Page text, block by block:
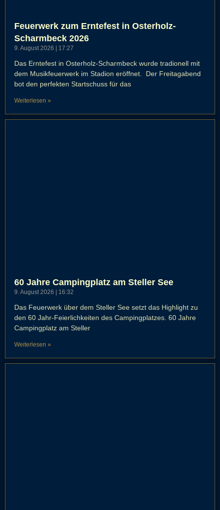
Feuerwerk zum Erntefest in Osterholz-
Scharmbeck 2026
9. August 2026 17:27
Das Erntefest in Osterholz-Scharmbeck wurde tradionell mit
dem Musikfeuerwerk im Stadion eröffnet. Der Freitagabend
bot den perfekten Startschuss für das
Weiterlesen »
60 Jahre Campingplatz am Steller See
9. August 2026 16:32
Das Feuerwerk über dem Steller See setzt das Highlight zu
den 60 Jahr-Feierlichkeiten des Campingplatzes. 60 Jahre
Campingplatz am Steller
Weiterlesen »